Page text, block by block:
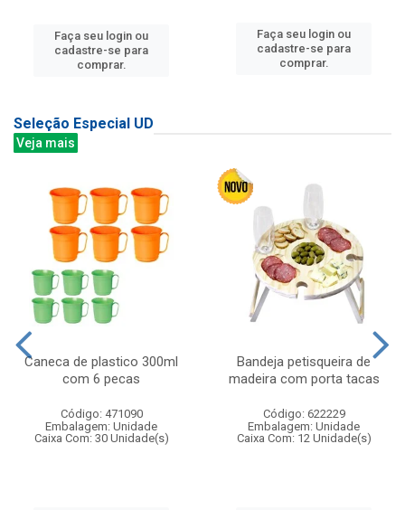
Faça seu login ou
cadastre-se para
comprar.
Faça seu login ou
cadastre-se para
comprar.
Seleção Especial UD
Veja mais
Caneca de plastico 300ml
com 6 pecas
Código: 471090
Embalagem: Unidade
Caixa Com: 30 Unidade(s)
Bandeja petisqueira de
madeira com porta tacas
Código: 622229
Embalagem: Unidade
Caixa Com: 12 Unidade(s)